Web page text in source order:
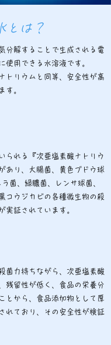
とは？
分解することで生成される電
使用できる水溶液です。
トリウムと同等、安全性が高
す。
られる『次亜塩素酸ナトリウ
あり、大腸菌、黄色ブドウ球
菌、緑膿菌、レンサ球菌、
コウジカビの各種微生物の殺
実証されています。
菌力持ちながら、次亜塩素酸
残留性が低く、食品の栄養分
とから、食品添加物として厚
れており、その安全性が検証